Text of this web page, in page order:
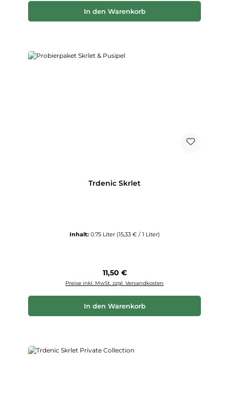
In den Warenkorb
Trdenic Skrlet
Inhalt: 0.75 Liter (15,33 € / 1 Liter)
Regulärer Preis:
11,50 €
Preise inkl. MwSt. zzgl. Versandkosten
In den Warenkorb